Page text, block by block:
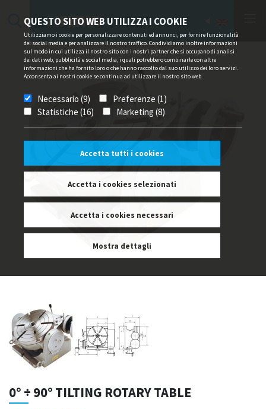
QUESTO SITO WEB UTILIZZA I COOKIE
Utilizziamo i cookie per personalizzare contenuti ed annunci, per fornire funzionalità
dei social media e per analizzare il nostro traffico. Condividiamo inoltre informazioni
sul modo in cui utilizza il nostro sito con i nostri partner che si occupano di analisi
dei dati web, pubblicità e social media, i quali potrebbero combinarle con altre
informazioni che ha fornito loro o che hanno raccolto dal suo utilizzo dei loro servizi.
Acconsenta ai nostri cookie se continua ad utilizzare il nostro sito web.
Necessario (9)
Preferenze (1)
Statistiche (16)
Marketing (8)
Accetta tutti i cookies
Accetta i cookies selezionati
Accetta i cookies necessari
Mostra dettagli
0° ÷ 90° TILTING ROTARY TABLE